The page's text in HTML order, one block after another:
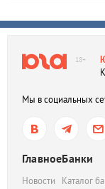
18+
Мы в социальных
Главное
Новости
Банки
Каталог